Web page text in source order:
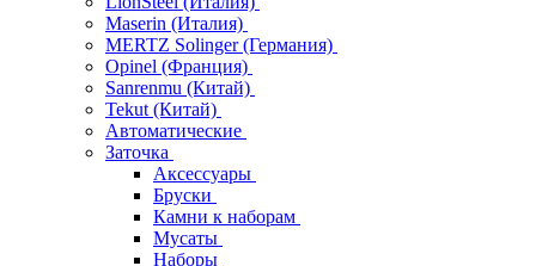
Maserin (Италия)
MERTZ Solinger (Германия)
Opinel (Франция)
Sanrenmu (Китай)
Tekut (Китай)
Автоматические
Заточка
Аксессуары
Бруски
Камни к наборам
Мусаты
Наборы